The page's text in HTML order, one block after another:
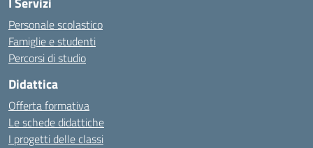
Personale scolastico
Famiglie e studenti
Percorsi di studio
Didattica
Offerta formativa
Le schede didattiche
I progetti delle classi